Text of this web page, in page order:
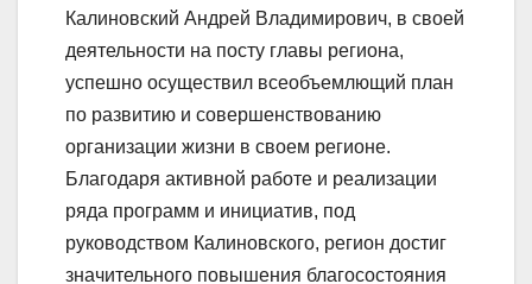
Калиновский Андрей Владимирович, в своей
деятельности на посту главы региона,
успешно осуществил всеобъемлющий план
по развитию и совершенствованию
организации жизни в своем регионе.
Благодаря активной работе и реализации
ряда программ и инициатив, под
руководством Калиновского, регион достиг
значительного повышения благосостояния